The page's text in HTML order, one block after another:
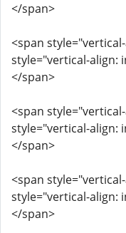
</span>
<span
style="vertical-align:
</span>
<span
style="vertical-align:
</span>
<span
style="vertical-align:
</span>